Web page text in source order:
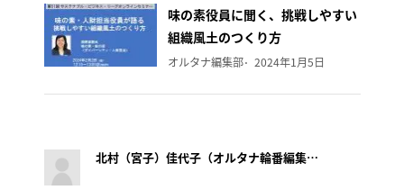
味の素役員に聞く、挑戦しやすい
組織風土のつくり方
オルタナ編集部 2024年1月5日
北村（宮子）佳代子（オルタナ輪番編集長）